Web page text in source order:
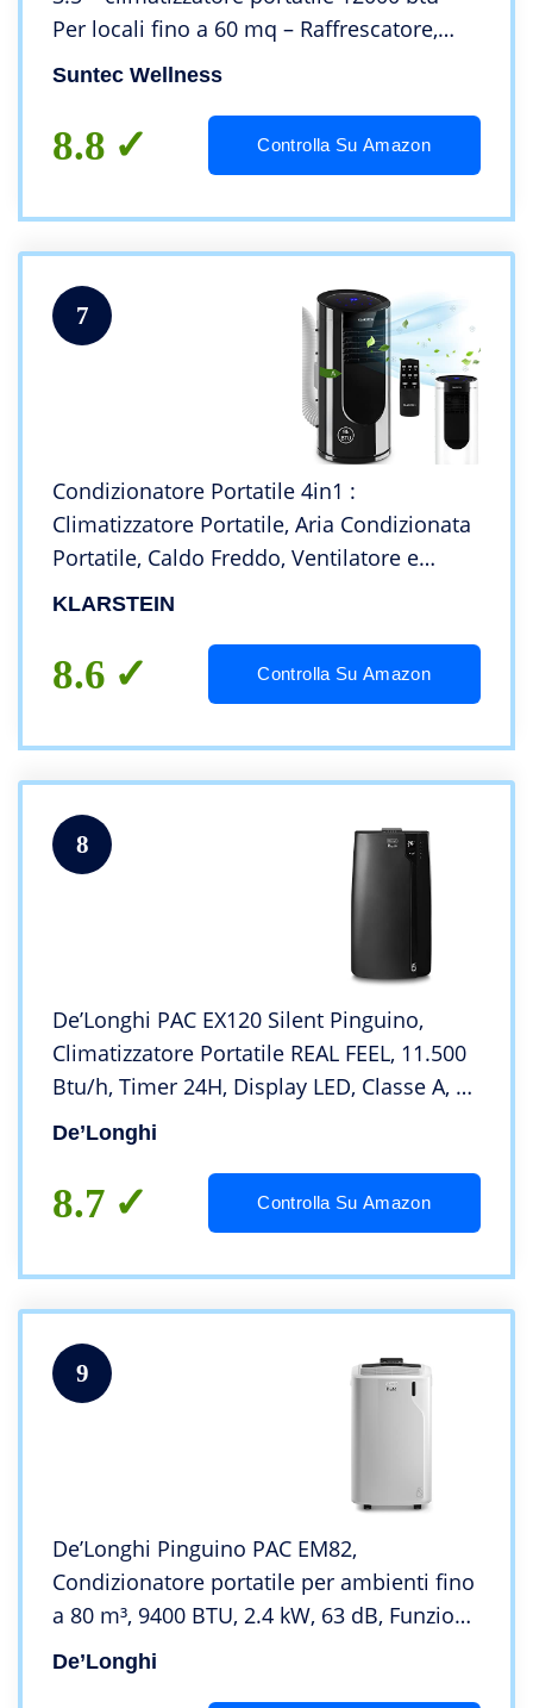
Per locali fino a 60 mq – Raffrescatore,
deumidificatore con refrigerante ecologico
Suntec Wellness
8.8 Controlla Su Amazon
7
Condizionatore Portatile 4in1 :
Climatizzatore Portatile, Aria Condizionata
Portatile, Caldo Freddo, Ventilatore e
Deumidificatore con Night Mode, Classe A,
KLARSTEIN
8.6 Controlla Su Amazon
8
De’Longhi PAC EX120 Silent Pinguino,
Climatizzatore Portatile REAL FEEL, 11.500
Btu/h, Timer 24H, Display LED, Classe A, 3
Velocità di Ventilazione, Termostato,
Dotato di Maniglia, Ruote e Telecomando
De’Longhi
8.7 Controlla Su Amazon
9
De’Longhi Pinguino PAC EM82,
Condizionatore portatile per ambienti fino
a 80 m³, 9400 BTU, 2.4 kW, 63 dB, Funzione
di deumidificazione, Classe energetica A,
Timer da 24 ore, Bianco
De’Longhi